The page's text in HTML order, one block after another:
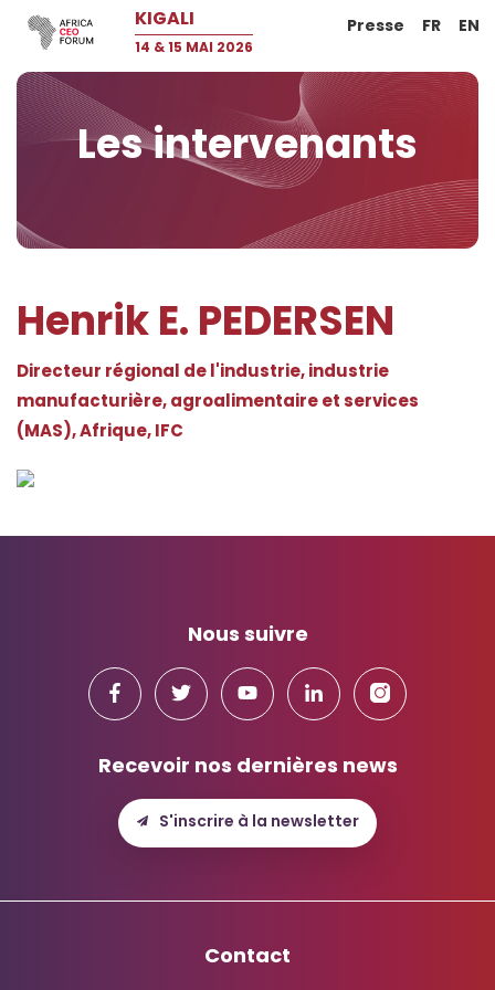
KIGALI
14 & 15 MAI 2026
Presse FR EN
Les intervenants
Henrik E. PEDERSEN
Directeur régional de l'industrie, industrie
manufacturière, agroalimentaire et services
(MAS), Afrique, IFC
Nous suivre
Recevoir nos dernières news
S'inscrire à la newsletter
Contact